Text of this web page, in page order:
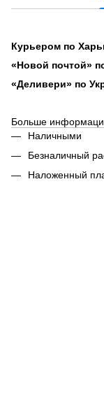
Курьером по
«Новой почтой»
«Деливери» по
Больше
Наличными
Безналичный
Наложенный